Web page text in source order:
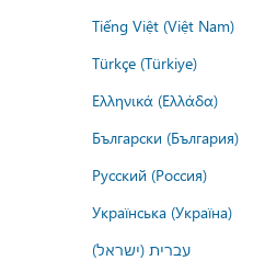
Tiếng Việt (Việt Nam)
Türkçe (Türkiye)
Ελληνικά (Ελλάδα)
Български (България)
Русский (Россия)
Українська (Україна)
עברית (ישראל)